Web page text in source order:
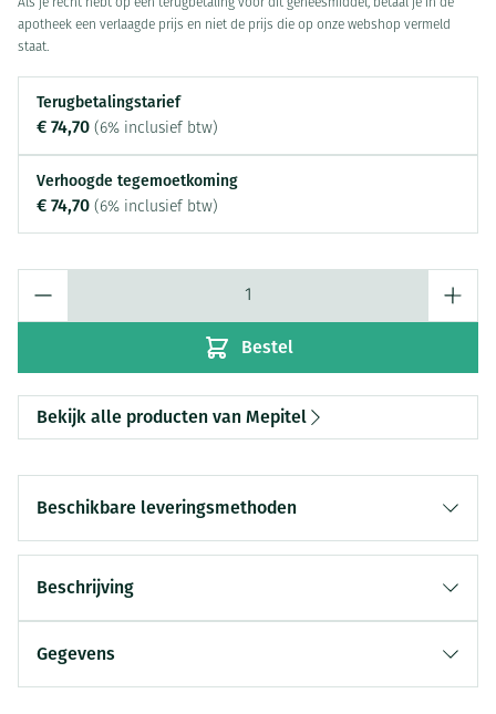
Als je recht hebt op een terugbetaling voor dit geneesmiddel, betaal je in de
apotheek een verlaagde prijs en niet de prijs die op onze webshop vermeld
staat.
Terugbetalingstarief
€ 74,70 (6% inclusief btw)
Verhoogde tegemoetkoming
€ 74,70 (6% inclusief btw)
Bestel
Bekijk alle producten van Mepitel
Beschikbare leveringsmethoden
Beschrijving
Gegevens